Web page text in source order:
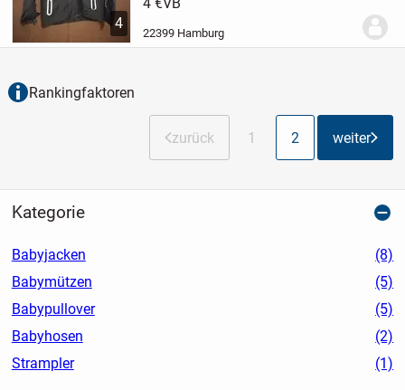
4
4 €VB
22399 Hamburg
Rankingfaktoren
zurück 1 2 weiter
Kategorie
Babyjacken
(8)
Babymützen
(5)
Babypullover
(5)
Babyhosen
(2)
Strampler
(1)